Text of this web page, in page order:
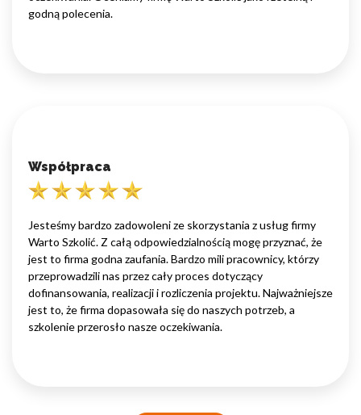
godną polecenia.
Współpraca
Jesteśmy bardzo zadowoleni ze skorzystania z usług firmy
Warto Szkolić. Z całą odpowiedzialnością mogę przyznać, że
jest to firma godna zaufania. Bardzo mili pracownicy, którzy
przeprowadzili nas przez cały proces dotyczący
dofinansowania, realizacji i rozliczenia projektu. Najważniejsze
jest to, że firma dopasowała się do naszych potrzeb, a
szkolenie przerosło nasze oczekiwania.